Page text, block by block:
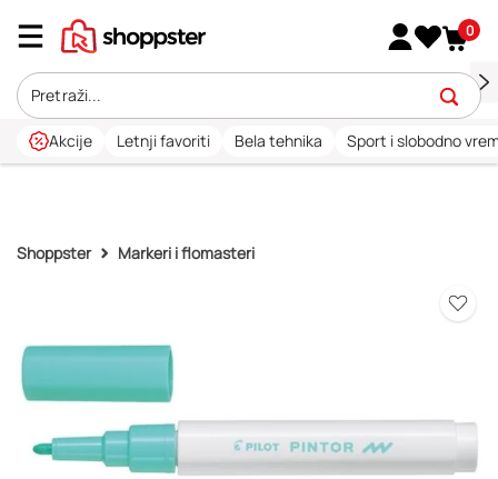
0
Akcije Letnji favoriti Bela tehnika Sport i slobodno
Shoppster Markeri i flomasteri